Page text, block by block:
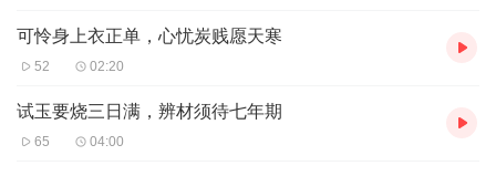
可怜身上衣正单，心忧炭贱愿天寒
52 02:20
试玉要烧三日满，辨材须待七年期
65 04:00